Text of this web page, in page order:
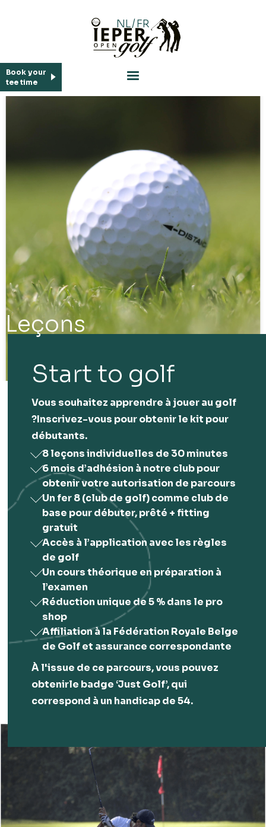
NL/FR
Leçons
Start to golf
Vous souhaitez apprendre à jouer au golf
?Inscrivez-vous pour obtenir le kit pour
débutants.
8 leçons individuelles de 30 minutes
6 mois d’adhésion à notre club pour
obtenir votre autorisation de parcours
Un fer 8 (club de golf) comme club de
base pour débuter, prêté + fitting
gratuit
Accès à l’application avec les règles
de golf
Un cours théorique en préparation à
l’examen
Réduction unique de 5 % dans le pro
shop
Affiliation à la Fédération Royale Belge
de Golf et assurance correspondante
À l'issue de ce parcours, vous pouvez
obtenirle badge ‘Just Golf’, qui
correspond à un handicap de 54.
Book your
tee time